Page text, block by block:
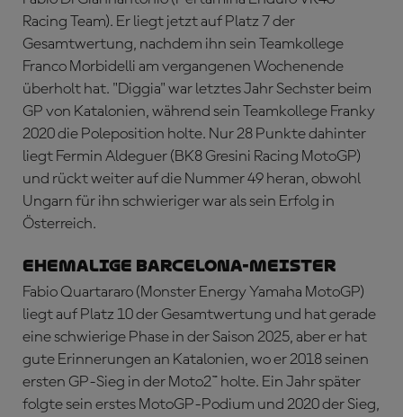
Racing Team). Er liegt jetzt auf Platz 7 der
Gesamtwertung, nachdem ihn sein Teamkollege
Franco Morbidelli am vergangenen Wochenende
überholt hat. "Diggia" war letztes Jahr Sechster beim
GP von Katalonien, während sein Teamkollege Franky
2020 die Poleposition holte. Nur 28 Punkte dahinter
liegt Fermin Aldeguer (BK8 Gresini Racing MotoGP)
und rückt weiter auf die Nummer 49 heran, obwohl
Ungarn für ihn schwieriger war als sein Erfolg in
Österreich.
EHEMALIGE BARCELONA-MEISTER
Fabio Quartararo (Monster Energy Yamaha MotoGP)
liegt auf Platz 10 der Gesamtwertung und hat gerade
eine schwierige Phase in der Saison 2025, aber er hat
gute Erinnerungen an Katalonien, wo er 2018 seinen
ersten GP-Sieg in der Moto2™ holte. Ein Jahr später
folgte sein erstes MotoGP-Podium und 2020 der Sieg,